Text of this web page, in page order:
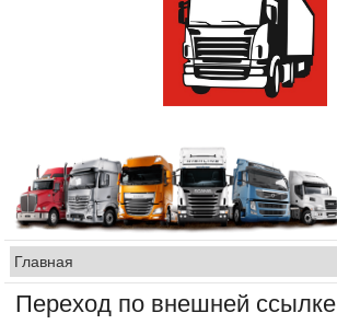
Переход по внешней ссылке